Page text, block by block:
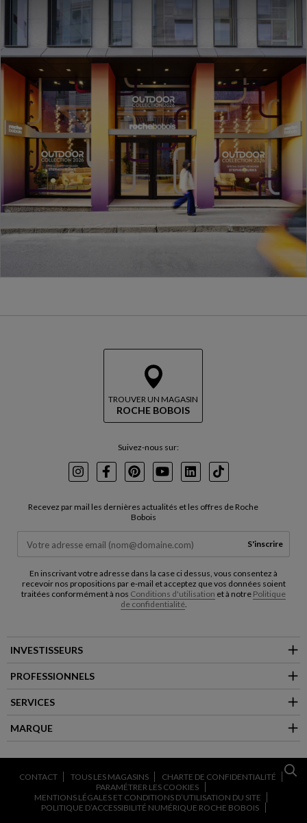
TROUVER UN MAGASIN
ROCHE BOBOIS
Suivez-nous sur:
InstagramFacebookPinterest
YoutubeLinkedInTikTok
Recevez par mail les dernières actualités et les offres de Roche
Bobois
S'inscrire
En inscrivant votre adresse dans la case ci dessus, vous consentez à
recevoir nos propositions par e-mail et acceptez que vos données soient
traitées conformément à nos Conditions d'utilisation et à notre Politique
de confidentialité.
INVESTISSEURS
PROFESSIONNELS
SERVICES
MARQUE
CONTACT TOUS LES MAGASINS
CHARTE DE CONFIDENTIALITÉ
PARAMÉTRER LES COOKIES
MENTIONS LÉGALES ET CONDITIONS D’UTILISATION DU SITE
POLITIQUE D’ACCESSIBILITÉ NUMÉRIQUE ROCHE BOBOIS